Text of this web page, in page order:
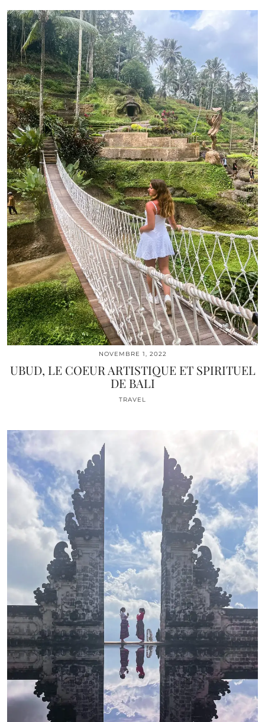
NOVEMBRE 1, 2022
UBUD, LE COEUR ARTISTIQUE ET SPIRITUEL
DE BALI
TRAVEL